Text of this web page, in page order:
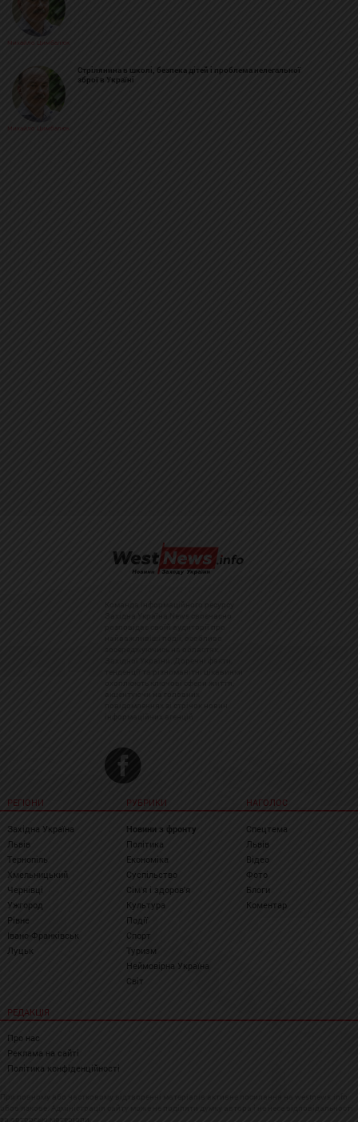
Михайло Цимбалюк
Михайло Цимбалюк
Стрілянина в школі, безпека дітей і проблема нелегальної
зброї в Україні
РЕГІОНИ
Західна Україна
Львів
Тернопіль
Хмельницький
Чернівці
Ужгород
Рівне
Івано-Франківськ
Луцьк
РУБРИКИ
Новини з фронту
Політика
Економіка
Суспільство
Сім'я і здоров'я
Культура
Події
Спорт
Туризм
Неймовірна Україна
Світ
НАГОЛОС
Спецтема
Львів
Відео
Фото
Блоги
Коментар
РЕДАКЦІЯ
Про нас
Реклама на сайті
Політика конфіденційності